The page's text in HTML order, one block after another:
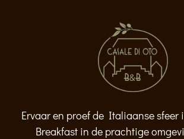
Ervaar en proef de Italiaanse sfeer
Breakfast in de prachtige